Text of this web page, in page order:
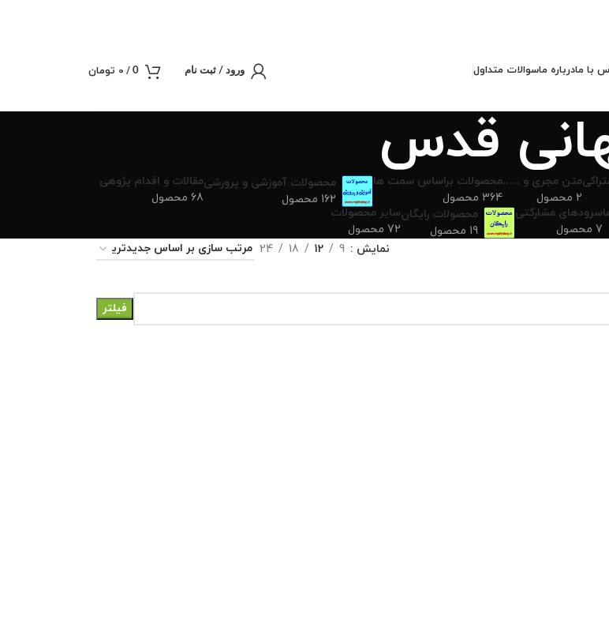
با مادرباره ماسوالات متداول ورود / ثبت نام 0
/
0 تومان
قدس
متن مجری و …..
2 محصول
محصولات براساس سمت ها
364 محصول
محصولات آموزشی و پرورشی
162 محصول
مقالات و اقدام پژوهی
68 محصول
سرودهای مشارکتی
7 محصول
محصولات رایگان
19 محصول
سایر محصولات
72 محصول
نمایش 9
12
18
24
فیلتر